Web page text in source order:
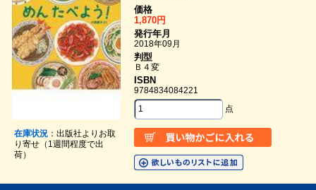
在庫状況：出版社よりお取
り寄せ（1週間程度で出
荷）
価格
1,870円
発行年月
2018年09月
判型
Ｂ４変
ISBN
9784834084221
点